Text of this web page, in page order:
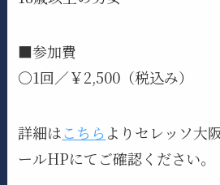
■参加費
〇1回／￥2,500（税込み）
詳細はこちらよりセレッソ大
ールHPにてご確認ください。